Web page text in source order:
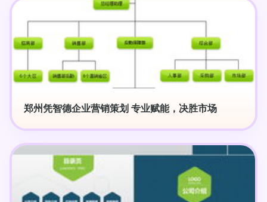
郑州凭智德企业营销策划 专业赋能，决胜市场